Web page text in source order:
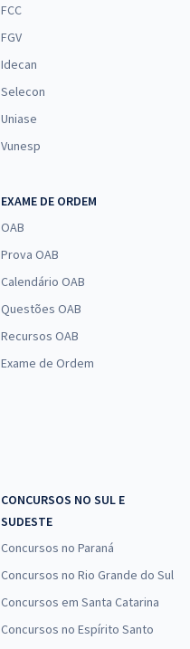
FCC
FGV
Idecan
Selecon
Uniase
Vunesp
EXAME DE ORDEM
OAB
Prova OAB
Calendário OAB
Questões OAB
Recursos OAB
Exame de Ordem
CONCURSOS NO SUL E
SUDESTE
Concursos no Paraná
Concursos no Rio Grande do Sul
Concursos em Santa Catarina
Concursos no Espírito Santo